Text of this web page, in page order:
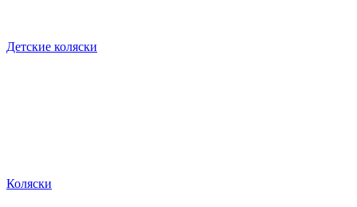
Детские коляски
Коляски